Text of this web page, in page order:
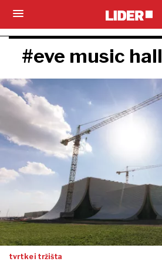
#eve music hall
tvrtke i tržišta